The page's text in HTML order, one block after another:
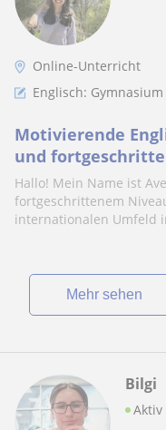
Online-Unterricht
Englisch:
Motivierende
und
Englisch,
Hallo! Mein Name ist
fortgeschrittenem
internationalen Umfeld
Mehr sehen
Bilgi
Aktiv